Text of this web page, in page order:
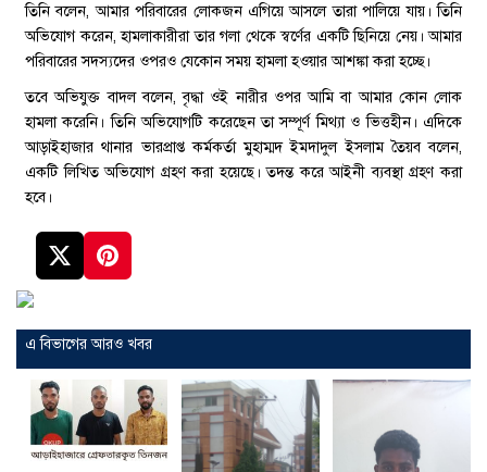
তিনি বলেন, আমার পরিবারের লোকজন এগিয়ে আসলে তারা পালিয়ে যায়। তিনি
অভিযোগ করেন, হামলাকারীরা তার গলা থেকে স্বর্ণের একটি ছিনিয়ে নেয়। আমার
পরিবারের সদস্যদের ওপরও যেকোন সময় হামলা হওয়ার আশঙ্কা করা হচ্ছে।
তবে অভিযুক্ত বাদল বলেন, বৃদ্ধা ওই নারীর ওপর আমি বা আমার কোন লোক
হামলা করেনি। তিনি অভিযোগটি করেছেন তা সম্পূর্ণ মিথ্যা ও ভিত্তহীন। এদিকে
আড়াইহাজার থানার ভারপ্রাপ্ত কর্মকর্তা মুহাম্মদ ইমদাদুল ইসলাম তৈয়ব বলেন,
একটি লিখিত অভিযোগ গ্রহণ করা হয়েছে। তদন্ত করে আইনী ব্যবস্থা গ্রহণ করা
হবে।
এ বিভাগের আরও খবর